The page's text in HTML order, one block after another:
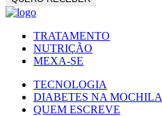
TRATAMENTO
NUTRIÇÃO
MEXA-SE
TECNOLOGIA
DIABETES NA MOCHILA
QUEM ESCREVE